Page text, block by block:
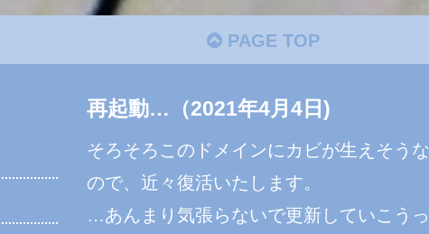
PAGE TOP
再起動…（2021年4月4日)
そろそろこのドメインにカビが生えそうな
ので、近々復活いたします。
…あんまり気張らないで更新していこうっ